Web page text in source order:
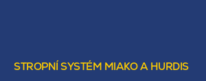
STROPNÍ SYSTÉM MIAKO A HURDIS